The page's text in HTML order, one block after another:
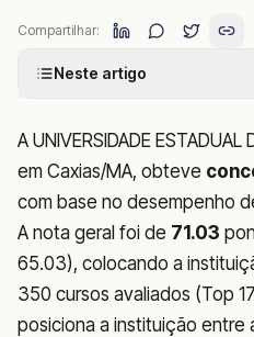
Compartilhar:
Neste artigo
A UNIVERSIDADE
em Caxias/MA, obteve
com base no desempenho
A nota geral foi de 71.03
65.03), colocando a
350 cursos avaliados (Top
posiciona a instituição entre